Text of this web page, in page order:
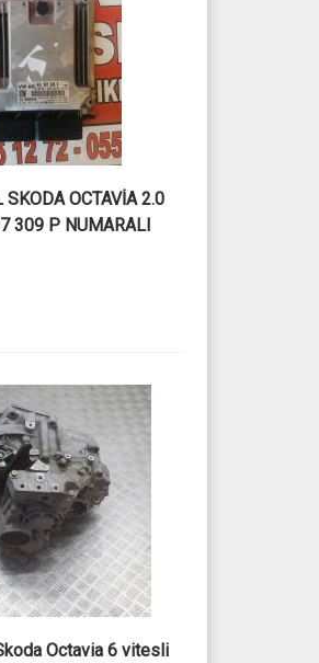
OCTAVİA 2.0
309 P NUMARALI
Octavia 6 vitesli